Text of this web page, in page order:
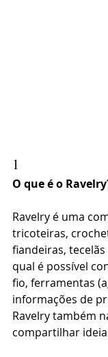
1
O que é o
Ravelry é uma
tricoteiras,
fiandeiras,
qual é possível
fio, ferramentas
informações de
Ravelry também
compartilhar